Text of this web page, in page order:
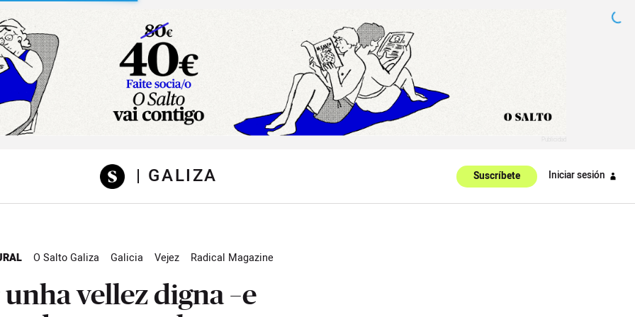
| GALIZA Suscríbete Iniciar sesión
O Salto Galiza Galicia Vejez Radical Magazine
vellez digna –e